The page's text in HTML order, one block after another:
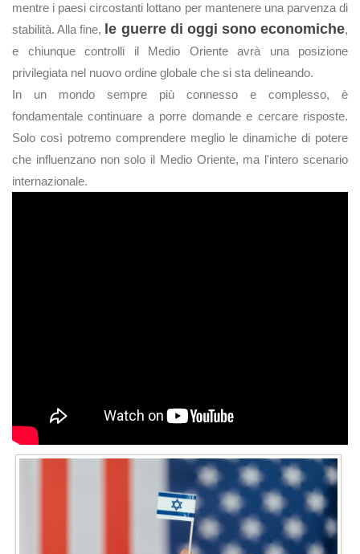
mentre i paesi circostanti lottano per mantenere una parvenza di
stabilità. Alla fine, le guerre di oggi sono economiche,
e chiunque controlli il Medio Oriente avrà una posizione
privilegiata nel nuovo ordine globale che si sta delineando.
In un mondo sempre più connesso e complesso, è
fondamentale continuare a porre domande e cercare risposte.
Solo così potremo comprendere meglio le dinamiche di potere
che influenzano non solo il Medio Oriente, ma l'intero scenario
internazionale.